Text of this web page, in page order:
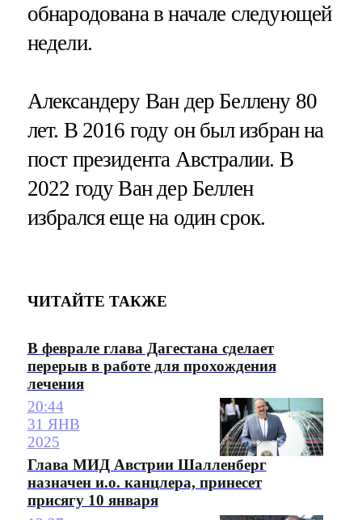
обнародована в начале следующей
недели.
Александеру Ван дер Беллену 80
лет. В 2016 году он был избран на
пост президента Австралии. В
2022 году Ван дер Беллен
избрался еще на один срок.
ЧИТАЙТЕ ТАКЖЕ
В феврале глава Дагестана сделает
перерыв в работе для прохождения
лечения
20:44
31 ЯНВ
2025
Глава МИД Австрии Шалленберг
назначен и.о. канцлера, принесет
присягу 10 января